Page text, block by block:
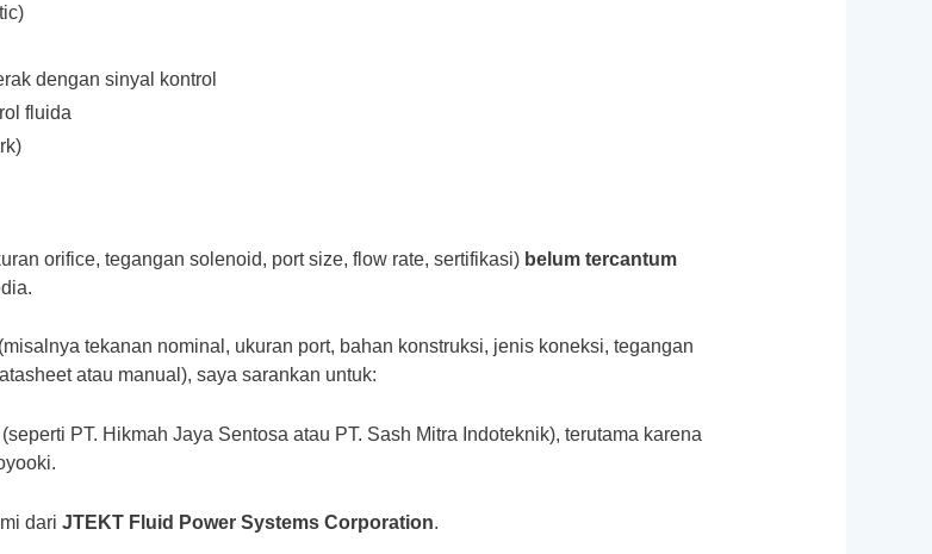
dengan sinyal kontrol
fluida
orifice, tegangan solenoid, port size, flow rate, sertifikasi) belum tercantum
tekanan nominal, ukuran port, bahan konstruksi, jenis koneksi, tegangan
atau manual), saya sarankan untuk:
PT. Hikmah Jaya Sentosa atau PT. Sash Mitra Indoteknik), terutama karena
dari JTEKT Fluid Power Systems Corporation.